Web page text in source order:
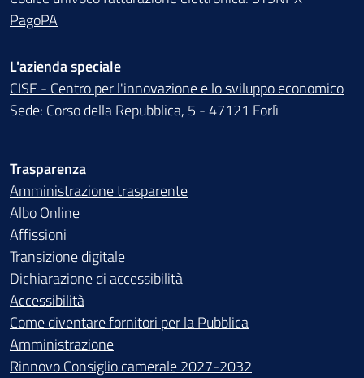
PagoPA
L'azienda speciale
CISE - Centro per l'innovazione e lo sviluppo economico
Sede: Corso della Repubblica, 5 - 47121 Forlì
Trasparenza
Amministrazione trasparente
Albo Online
Affissioni
Transizione digitale
Dichiarazione di accessibilità
Accessibilità
Come diventare fornitori per la Pubblica
Amministrazione
Rinnovo Consiglio camerale 2027-2032